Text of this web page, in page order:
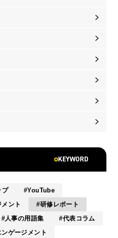
KEYWORD
プ
YouTube
ント
研修レポート
人事の用語集
代表コラム
ンゲージメント